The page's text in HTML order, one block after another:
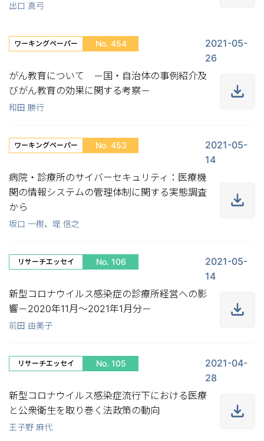
出口 真弓
ワーキングペーパー No. 454
2021-05-
26
がん教育について －国・自治体の事例紹介及
びがん教育の効果に関する考察－
和田 勝行
ワーキングペーパー No. 453
2021-05-
14
病院・診療所のサイバーセキュリティ：医療機
関の情報システムの管理体制に関する実態調査
から
坂口 一樹、 堤 信之
リサーチエッセイ No. 106
2021-05-
14
新型コロナウイルス感染症の診療所経営への影
響－2020年11月～2021年1月分－
前田 由美子
リサーチエッセイ No. 105
2021-04-
28
新型コロナウイルス感染症流行下における医療
と公衆衛生を取り巻く法政策の動向
王子野 麻代